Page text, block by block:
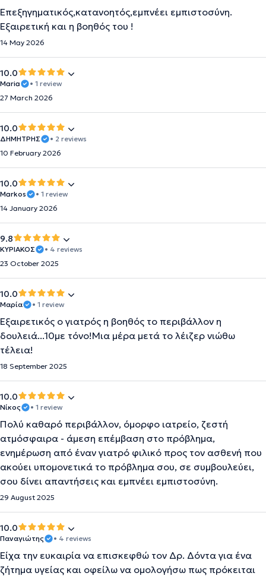
Επεξηγηματικός,κατανοητός,εμπνέει εμπιστοσύνη.
Εξαιρετική και η βοηθός του !
14 May 2026
10.0
Maria
• 1 review
27 March 2026
10.0
ΔΗΜΗΤΡΗΣ
• 2 reviews
10 February 2026
10.0
Markos
• 1 review
14 January 2026
9.8
ΚΥΡΙΑΚΟΣ
• 4 reviews
23 October 2025
10.0
Μαρία • 1 review
Εξαιρετικός ο γιατρός η βοηθός το περιβάλλον η
δουλειά...10με τόνο!Μια μέρα μετά το λέιζερ νιώθω
τέλεια!
18 September 2025
10.0
Νίκος • 1 review
Πολύ καθαρό περιβάλλον, όμορφο ιατρείο, ζεστή
ατμόσφαιρα - άμεση επέμβαση στο πρόβλημα,
ενημέρωση από έναν γιατρό φιλικό προς τον ασθενή που
ακούει υπομονετικά το πρόβλημα σου, σε συμβουλεύει,
σου δίνει απαντήσεις και εμπνέει εμπιστοσύνη.
29 August 2025
10.0
Παναγιώτης • 4 reviews
Είχα την ευκαιρία να επισκεφθώ τον Δρ. Δόντα για ένα
ζήτημα υγείας και οφείλω να ομολογήσω πως πρόκειται